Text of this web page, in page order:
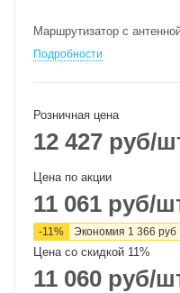
Маршрутизатор с
Подробности
Розничная цена
12 427 руб/
Цена по акции
11 061 руб/
-11% Экономия 1 366 руб
Цена со скидкой 11%
11 060 руб/